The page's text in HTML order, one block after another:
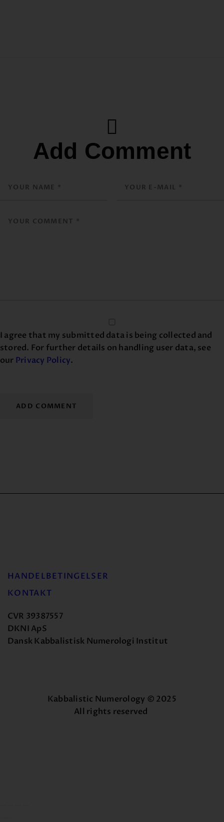
Add Comment
I agree that my submitted data is being collected and
stored. For further details on handling user data, see
our Privacy Policy.
HANDELBETINGELSER
KONTAKT
CVR 39387557
DKNI ApS
Dansk Kabbalistisk Numerologi Institut
Kabbalistic Numerology © 2025
All rights reserved